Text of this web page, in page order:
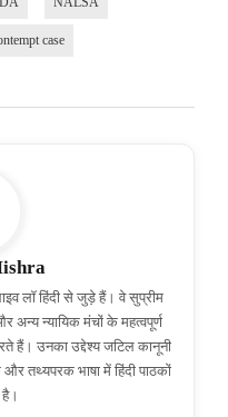
case
लॉ हिंदी से जुड़े हैं। वे सुप्रीम
अन्य न्यायिक मंचों के महत्वपूर्ण
हैं। उनका उद्देश्य जटिल कानूनी
तथ्यपरक भाषा में हिंदी पाठकों